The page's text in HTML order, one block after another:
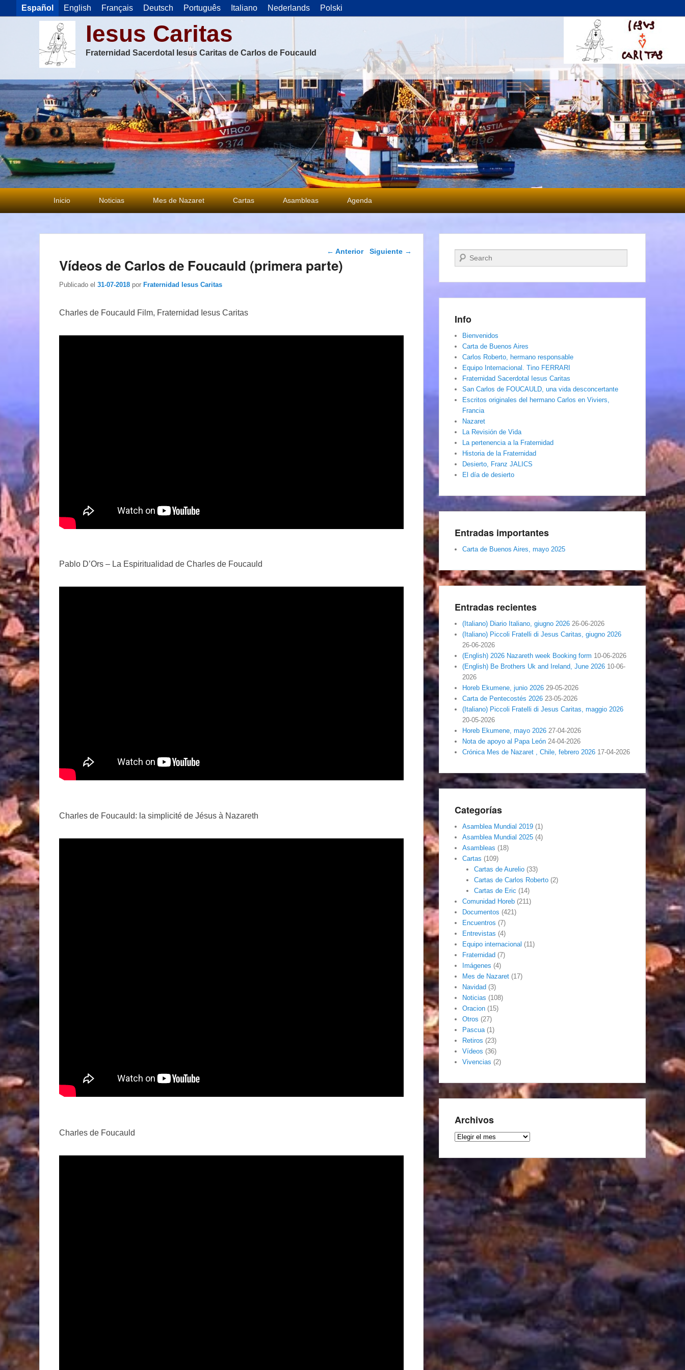
Español English Français Deutsch Português Italiano Nederlands Polski
Iesus Caritas
Fraternidad Sacerdotal Iesus Caritas de Carlos de Foucauld
Menú
principal
Inicio Noticias Mes de Nazaret Cartas Asambleas Agenda
Navegación de
← Anterior Siguiente →
Vídeos de Carlos de Foucauld (primera parte)
Publicado el 31-07-2018 por Fraternidad Iesus Caritas
Charles de Foucauld Film, Fraternidad Iesus Caritas
Pablo D’Ors – La Espiritualidad de Charles de Foucauld
Charles de Foucauld: la simplicité de Jésus à Nazareth
Charles de Foucauld
Buscar
Info
Bienvenidos
Carta de Buenos Aires
Carlos Roberto, hermano responsable
Equipo Internacional. Tino FERRARI
Fraternidad Sacerdotal Iesus Caritas
San Carlos de FOUCAULD, una vida desconcertante
Escritos originales del hermano Carlos en Viviers,
Francia
Nazaret
La Revisión de Vida
La pertenencia a la Fraternidad
Historia de la Fraternidad
Desierto, Franz JALICS
El día de desierto
Entradas importantes
Carta de Buenos Aires, mayo 2025
Entradas recientes
(Italiano) Diario Italiano, giugno 2026 26-06-2026
(Italiano) Piccoli Fratelli di Jesus Caritas, giugno 2026
26-06-2026
(English) 2026 Nazareth week Booking form 10-06-2026
(English) Be Brothers Uk and Ireland, June 2026 10-06-
2026
Horeb Ekumene, junio 2026 29-05-2026
Carta de Pentecostés 2026 23-05-2026
(Italiano) Piccoli Fratelli di Jesus Caritas, maggio 2026
20-05-2026
Horeb Ekumene, mayo 2026 27-04-2026
Nota de apoyo al Papa León 24-04-2026
Crónica Mes de Nazaret , Chile, febrero 2026 17-04-2026
Categorías
Asamblea Mundial 2019 (1)
Asamblea Mundial 2025 (4)
Asambleas (18)
Cartas (109)
Cartas de Aurelio(33)
Cartas de Carlos Roberto(2)
Cartas de Eric (14)
Comunidad Horeb (211)
Documentos (421)
Encuentros (7)
Entrevistas (4)
Equipo internacional (11)
Fraternidad (7)
Imágenes (4)
Mes de Nazaret (17)
Navidad (3)
Noticias (108)
Oracion (15)
Otros (27)
Pascua(1)
Retiros (23)
Vídeos (36)
Vivencias (2)
Archivos
Archivos